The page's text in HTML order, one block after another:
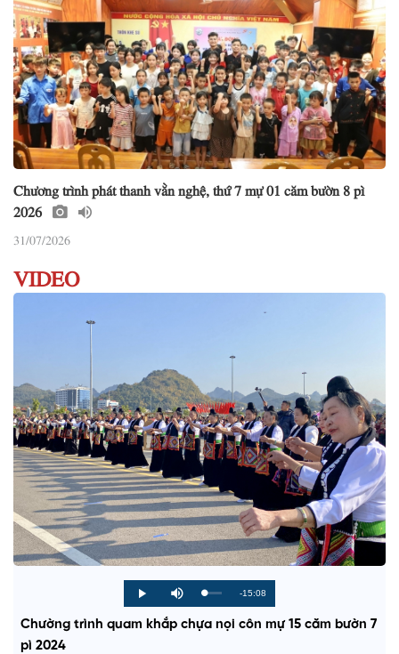
Chương trình phát thanh vằn nghệ, thứ 7 mự 01 căm bườn 8 pì
2026
31/07/2026
VIDEO
P
l
M
u
e
L
d
e
P
r
g
R
e
-15:08
Chường trình quam khắp chựa nọi côn mự 15 căm bườn 7
pì 2024